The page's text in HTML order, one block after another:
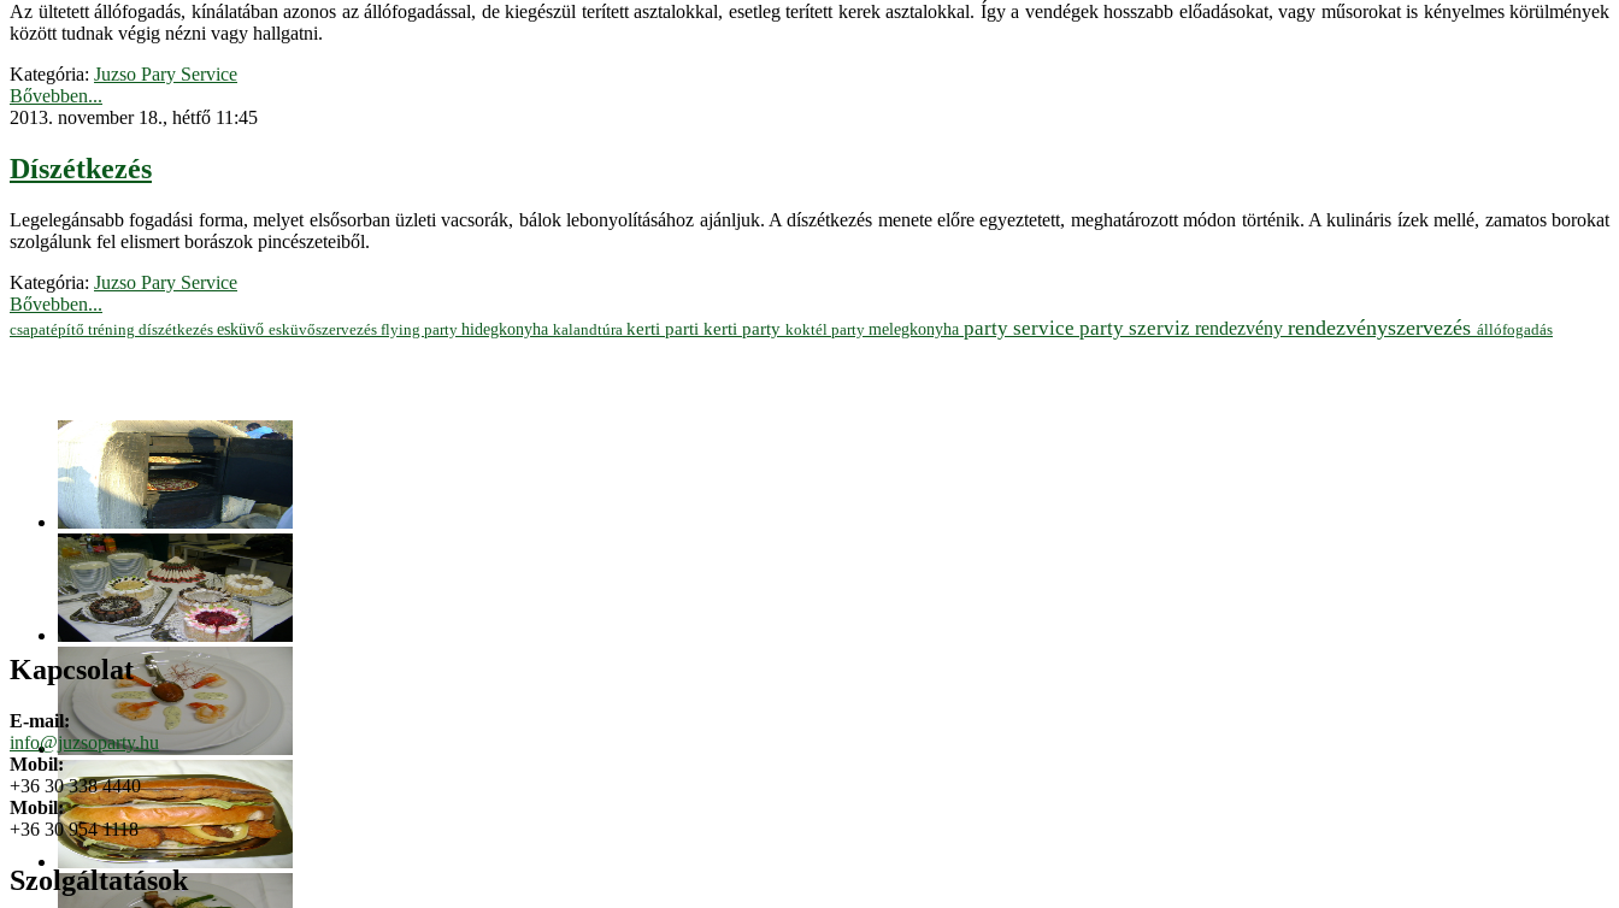
Az ültetett állófogadás, kínálatában azonos az állófogadással, de kiegészül terített asztalokkal, esetleg terített kerek asztalokkal. Így a vendégek hosszabb előadásokat, vagy műsorokat is kényelmes körülmények
között tudnak végig nézni vagy hallgatni.
Kategória: Juzso Pary Service
Bővebben...
2013. november 18., hétfő 11:45
Díszétkezés
Legelegánsabb fogadási forma, melyet elsősorban üzleti vacsorák, bálok lebonyolításához ajánljuk. A díszétkezés menete előre egyeztetett, meghatározott módon történik. A kulináris ízek mellé, zamatos borokat
szolgálunk fel elismert borászok pincészeteiből.
Kategória: Juzso Pary Service
Bővebben...
csapatépítő tréning díszétkezés esküvő esküvőszervezés flying party hidegkonyha kalandtúra kerti parti kerti party koktél party melegkonyha party service party szerviz rendezvény rendezvényszervezés állófogadás
Kapcsolat
E-mail:
info@juzsoparty.hu
Mobil:
+36 30 338 4440
Mobil:
+36 30 954 1118
Szolgáltatások